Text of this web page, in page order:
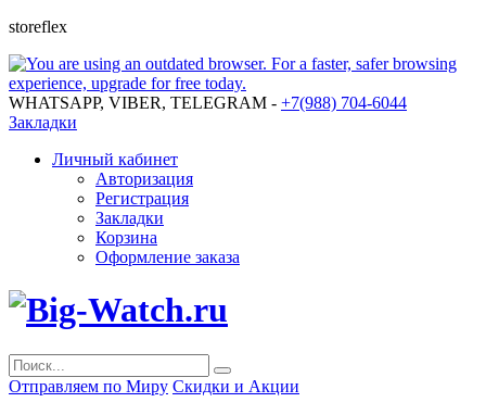
storeflex
WHATSAPP, VIBER, TELEGRAM - +7(988) 704-6044
Закладки
Личный кабинет
Авторизация
Регистрация
Закладки
Корзина
Оформление заказа
Отправляем по Миру Скидки и Акции